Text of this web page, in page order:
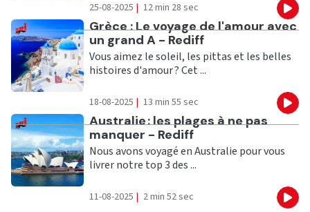
25-08-2025 | 12 min 28 sec
Ecouter
Grèce : Le voyage de l'amour avec
un grand A - Rediff
Vous aimez le soleil, les pittas et les belles
histoires d'amour ? Cet ...
18-08-2025 | 13 min 55 sec
Ecouter
Australie : les plages à ne pas
manquer - Rediff
Nous avons voyagé en Australie pour vous
livrer notre top 3 des ...
11-08-2025 | 2 min 52 sec